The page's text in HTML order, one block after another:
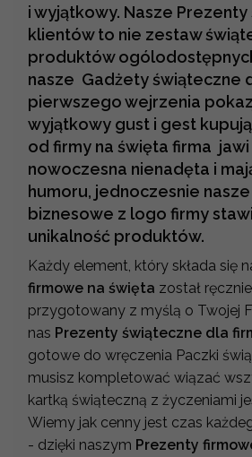
i wyjątkowy. Nasze
klientów to nie zestaw
produktów
nasze Gadżety świąteczne
pierwszego wejrzenia
wyjątkowy gust i gest
od firmy na święta firma jawi
nowoczesna nienadęta i
humoru, jednoczesnie
biznesowe z logo firmy
unikalność produktów.
Każdy element, który składa się
firmowe na święta został
przygotowany z myślą o Twojej
nas Prezenty świąteczne dla
gotowe do wręczenia Paczki
musisz kompletować wiązać
kartką świąteczną z życzeniami
Wiemy jak cenny jest czas
- dzięki naszym Prezenty